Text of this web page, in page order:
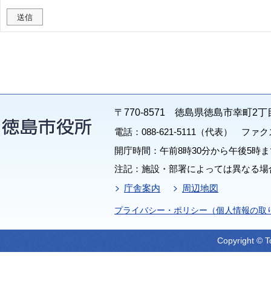
〒770-8571 徳島県徳島市幸町2丁
電話：088-621-5111（代表） ファク
開庁時間：午前8時30分から午後5時
注記：施設・部署によっては異なる
庁舎案内
周辺地図
プライバシー・ポリシー（個人情報の取
Copyright ©